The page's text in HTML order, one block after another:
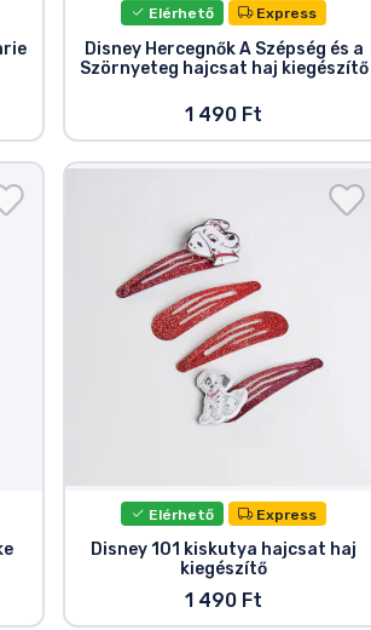
Elérhető Express
Disney Hercegnők A Szépség és a
Szörnyeteg hajcsat haj kiegészítő
1 490 Ft
Elérhető Express
Disney 101 kiskutya hajcsat haj
kiegészítő
1 490 Ft